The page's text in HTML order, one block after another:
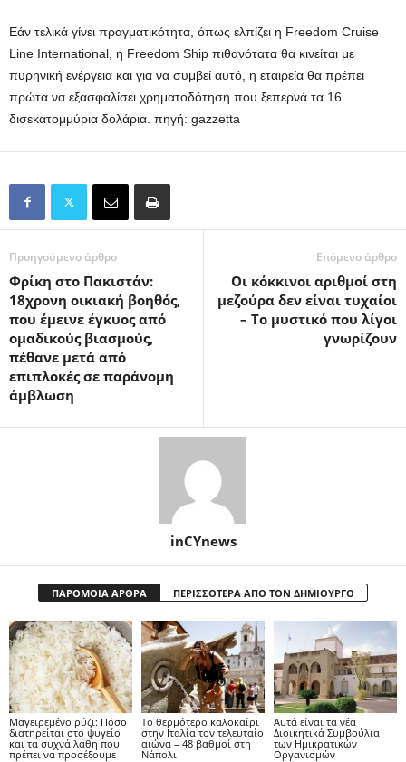
Εάν τελικά γίνει πραγματικότητα, όπως ελπίζει η Freedom Cruise
Line International, η Freedom Ship πιθανότατα θα κινείται με
πυρηνική ενέργεια και για να συμβεί αυτό, η εταιρεία θα πρέπει
πρώτα να εξασφαλίσει χρηματοδότηση που ξεπερνά τα 16
δισεκατομμύρια δολάρια. πηγή: gazzetta
Προηγούμενο άρθρο
Φρίκη στο Πακιστάν:
18χρονη οικιακή βοηθός,
που έμεινε έγκυος από
ομαδικούς βιασμούς,
πέθανε μετά από
επιπλοκές σε παράνομη
άμβλωση
Επόμενο άρθρο
Οι κόκκινοι αριθμοί στη
μεζούρα δεν είναι τυχαίοι
– Το μυστικό που λίγοι
γνωρίζουν
inCYnews
ΠΑΡΟΜΟΙΑ ΑΡΘΡΑ ΠΕΡΙΣΣΟΤΕΡΑ ΑΠΟ ΤΟΝ ΔΗΜΙΟΥΡΓΟ
Μαγειρεμένο ρύζι: Πόσο
διατηρείται στο ψυγείο
και τα συχνά λάθη που
πρέπει να προσέξουμε
Το θερμότερο καλοκαίρι
στην Ιταλία τον τελευταίο
αιώνα – 48 βαθμοί στη
Νάπολι
Αυτά είναι τα νέα
Διοικητικά Συμβούλια
των Ημικρατικών
Οργανισμών